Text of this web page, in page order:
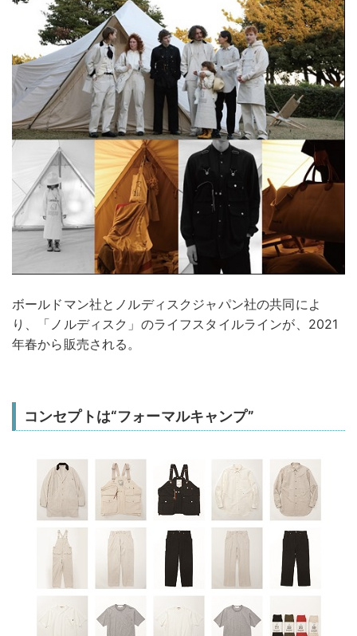
ボールドマン社とノルディスクジャパン社の共同によ
り、「ノルディスク」のライフスタイルラインが、2021
年春から販売される。
コンセプトは“フォーマルキャンプ”